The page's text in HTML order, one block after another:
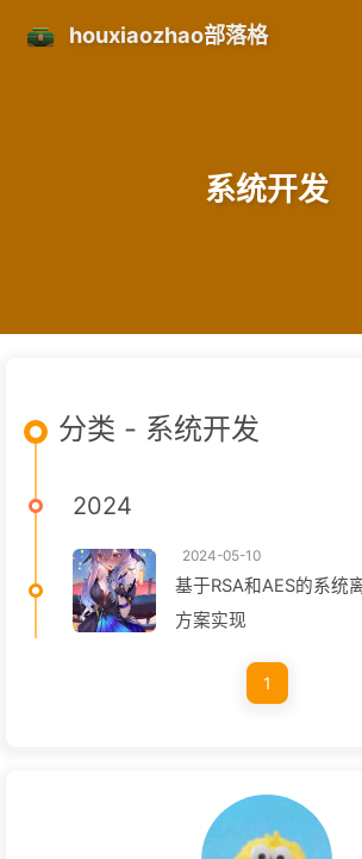
houxiaozhao部落格
系统开发
分类 - 系统开发
2024
2024-05-10
基于RSA和AES的系统
方案实现
1